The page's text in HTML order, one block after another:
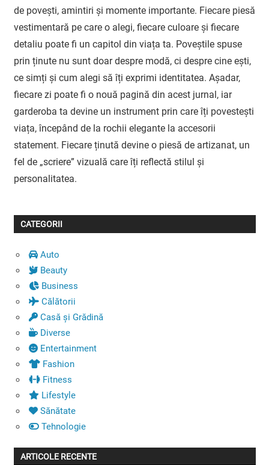
de povești, amintiri și momente importante. Fiecare piesă
vestimentară pe care o alegi, fiecare culoare și fiecare
detaliu poate fi un capitol din viața ta. Poveștile spuse
prin ținute nu sunt doar despre modă, ci despre cine ești,
ce simți și cum alegi să îți exprimi identitatea. Așadar,
fiecare zi poate fi o nouă pagină din acest jurnal, iar
garderoba ta devine un instrument prin care îți povestești
viața, începând de la rochii elegante la accesorii
statement. Fiecare ținută devine o piesă de artizanat, un
fel de „scriere” vizuală care îți reflectă stilul și
personalitatea.
CATEGORII
Auto
Beauty
Business
Călătorii
Casă și Grădină
Diverse
Entertainment
Fashion
Fitness
Lifestyle
Sănătate
Tehnologie
ARTICOLE RECENTE